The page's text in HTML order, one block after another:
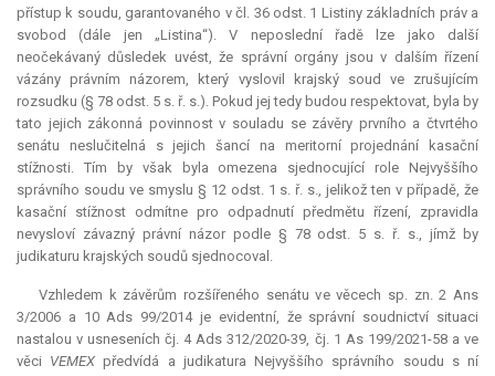
přístup k soudu, garantovaného v čl. 36 odst. 1 Listiny základních práv a
svobod (dále jen „Listina“). V neposlední řadě lze jako další
neočekávaný důsledek uvést, že správní orgány jsou v dalším řízení
vázány právním názorem, který vyslovil krajský soud ve zrušujícím
rozsudku (§ 78 odst. 5 s. ř. s.). Pokud jej tedy budou respektovat, byla by
tato jejich zákonná povinnost v souladu se závěry prvního a čtvrtého
senátu neslučitelná s jejich šancí na meritorníprojednání kasační
stížnosti. Tím by však byla omezena sjednocující role Nejvyššího
správního soudu ve smyslu § 12 odst. 1 s. ř. s., jelikož ten v případě, že
kasační stížnost odmítne pro odpadnutí předmětu řízení, zpravidla
nevysloví závazný právní názor podle § 78 odst. 5 s. ř. s., jímž by
judikaturu krajských soudů sjednocoval.
Vzhledem k závěrům rozšířeného senátu ve věcech sp. zn. 2 Ans
3/2006 a 10 Ads 99/2014 je evidentní, že správní soudnictví situaci
nastalou v usneseních čj. 4 Ads 312/2020-39, čj. 1 As 199/2021-58 a ve
věci VEMEX předvídá a judikatura Nejvyššího správního soudu s ní